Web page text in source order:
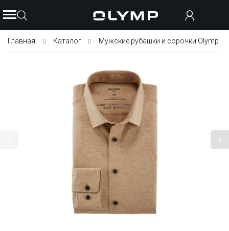
Главная Каталог Мужские рубашки и сорочки Olymp